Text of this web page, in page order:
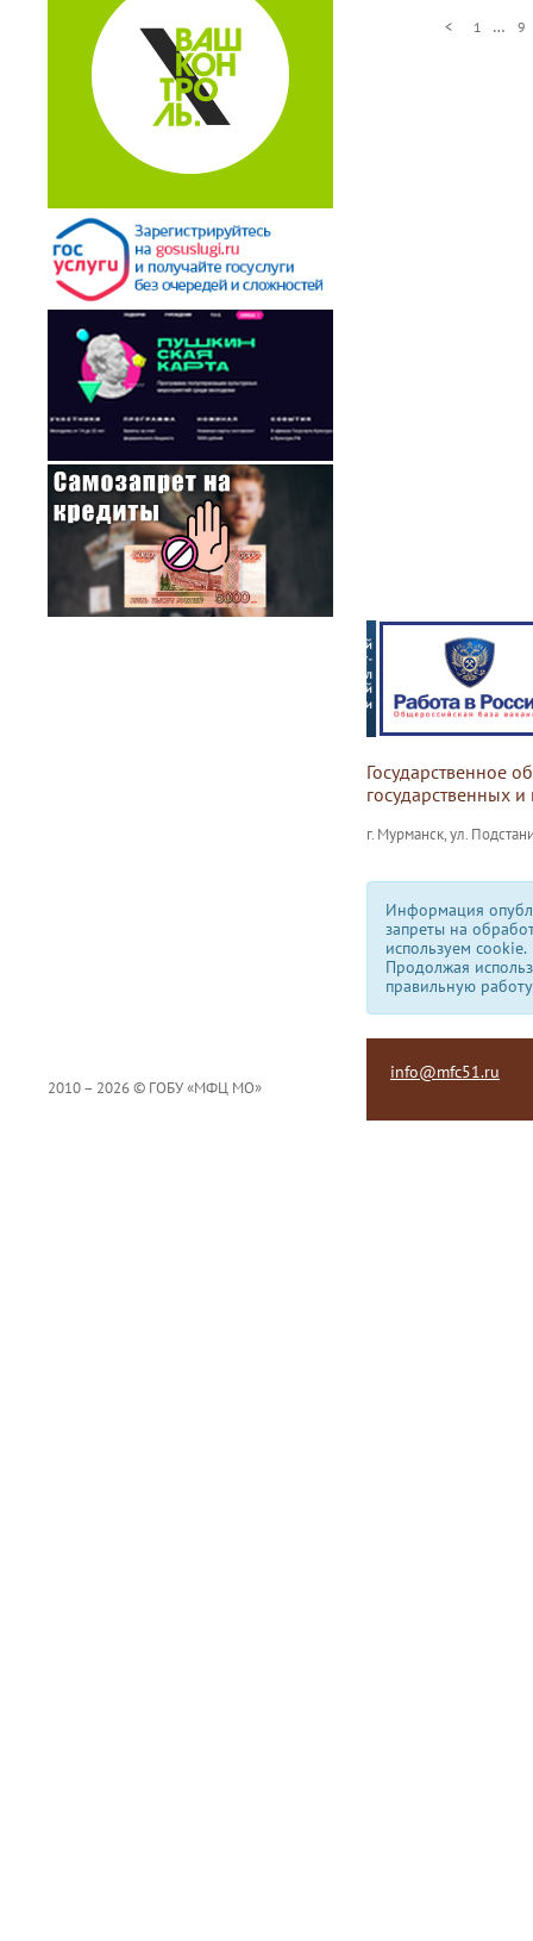
< 1 … 9
Государственное
государственных
г. Мурманск, ул.
Информация
запреты на
используем сookie.
Продолжая
правильную
2010 – 2026 © ГОБУ «МФЦ МО»
info@mfc51.ru